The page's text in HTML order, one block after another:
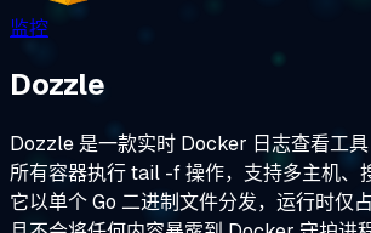
监控
Dozzle
Dozzle 是一款实时 Docker 日志查看工
所有容器执行 tail -f 操作，支持多主机、
它以单个 Go 二进制文件分发，运行时仅